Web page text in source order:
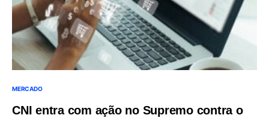
MERCADO
CNI entra com ação no Supremo contra o